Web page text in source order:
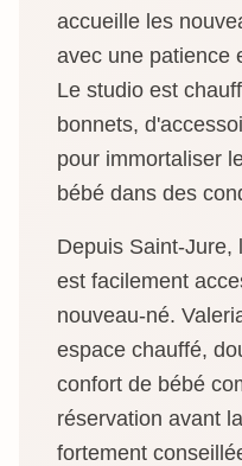
accueille les
avec une patience
Le studio est
bonnets,
pour immortaliser
bébé dans des
Depuis Saint-Jure,
est facilement
nouveau-né.
espace chauffé,
confort de bébé
réservation avant
fortement